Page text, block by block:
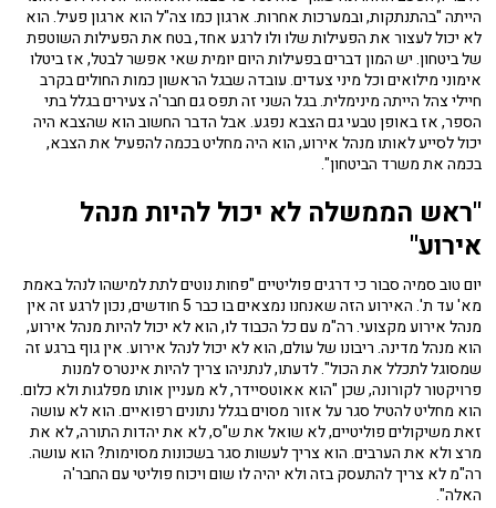
הייתה "בהתנתקות, ובמערכות אחרות. ארגון כמו צה"ל הוא ארגון פעיל. הוא
לא יכול לעצור את הפעילות שלו ולו לרגע אחד, בטח את הפעילות השוטפת
של ביטחון. יש המון דברים בפעילות היום יומית שאי אפשר לבטל, אז ביטלו
אימוני מילואים וכל מיני צעדים. עובדה שבגל הראשון כמות החולים בקרב
חיילי צהל הייתה מינימלית. בגל השני זה תפס גם חבר'ה צעירים בגלל בתי
הספר, אז באופן טבעי גם הצבא נפגע. אבל הדבר החשוב הוא שהצבא היה
יכול לסייע לאותו מנהל אירוע, הוא היה מחליט בכמה להפעיל את הצבא,
בכמה את משרד הביטחון".
"ראש הממשלה לא יכול להיות מנהל
אירוע"
יום טוב סמיה סבור כי דרגים פוליטיים "פחות נוטים לתת למישהו לנהל באמת
מא' עד ת'. האירוע הזה שאנחנו נמצאים בו כבר 5 חודשים, נכון לרגע זה אין
מנהל אירוע מקצועי. רה"מ עם כל הכבוד לו, הוא לא יכול להיות מנהל אירוע,
הוא מנהל מדינה. ריבונו של עולם, הוא לא יכול לנהל אירוע. אין גוף ברגע זה
שמסוגל לתכלל את הכול". לדעתו, לנתניהו צריך להיות אינטרס למנות
פרויקטור לקורונה, שכן "הוא אאוטסיידר, לא מעניין אותו מפלגות ולא כלום.
הוא מחליט להטיל סגר על אזור מסוים בגלל נתונים רפואיים. הוא לא עושה
זאת משיקולים פוליטיים, לא שואל את ש"ס, לא את יהדות התורה, לא את
מרצ ולא את הערבים. הוא צריך לעשות סגר בשכונות מסוימות? הוא עושה.
רה"מ לא צריך להתעסק בזה ולא יהיה לו שום ויכוח פוליטי עם החבר'ה
האלה".